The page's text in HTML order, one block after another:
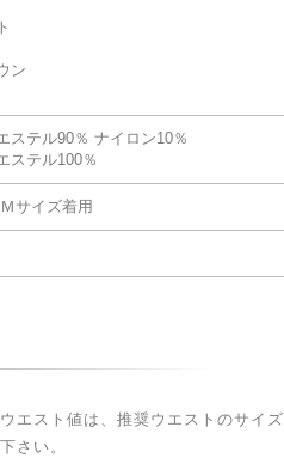
ン
ステル90％ ナイロン10％
ステル100％
サイズ着用
エスト値は、推奨ウエストのサイズ
さい。